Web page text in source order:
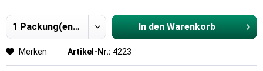
In den Warenkorb
Artikel-Nr.: 4223
Merken